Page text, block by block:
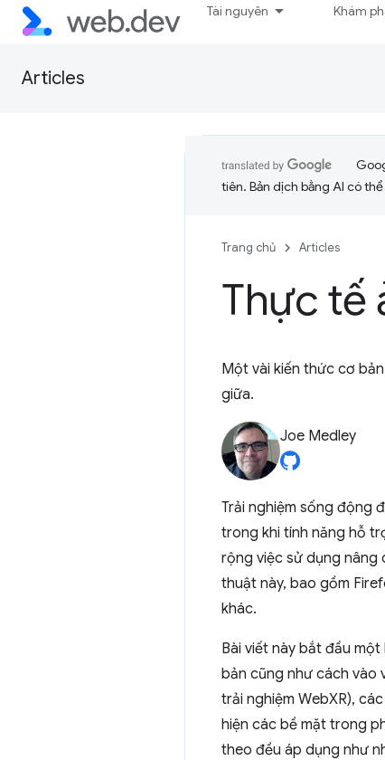
Tài nguyên Khám
Articles
tiên. Bản dịch bằng AI có
Trang chủ Articles
Thực tế
Một vài kiến thức cơ
giữa.
Joe Medley
Trải nghiệm sống động
trong khi tính năng hỗ
rộng việc sử dụng nâng
thuật này, bao gồm
khác.
Bài viết này bắt đầu
bản cũng như cách vào
trải nghiệm WebXR),
hiện các bề mặt trong
theo đều áp dụng như